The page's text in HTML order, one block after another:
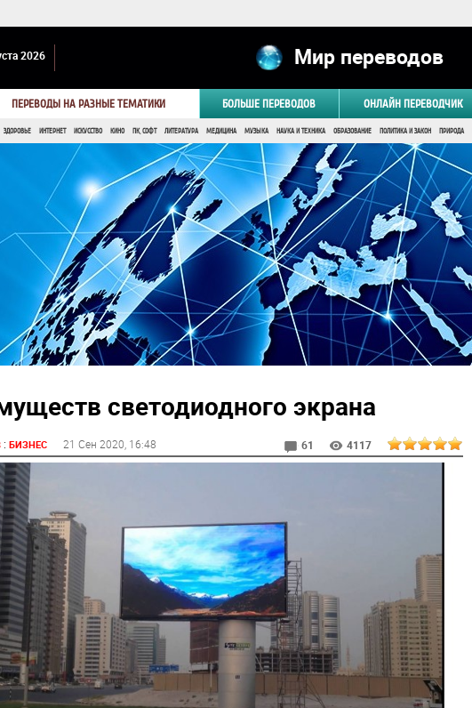
2026 Мир переводов
ПЕРЕВОДЫ НА РАЗНЫЕ ТЕМАТИКИ БОЛЬШЕ ПЕРЕВОДОВ ОНЛАЙН ПЕРЕВОДЧИК
ЗДОРОВЬЕ ИНТЕРНЕТ ИСКУССТВО КИНО ПК, СОФТ ЛИТЕРАТУРА МЕДИЦИНА МУЗЫКА НАУКА И ТЕХНИКА ОБРАЗОВАНИЕ ПОЛИТИКА И ЗАКОН ПРИРОДА
светодиодного экрана
: БИЗНЕС 21 Сен 2020 , 16:48 61 4117